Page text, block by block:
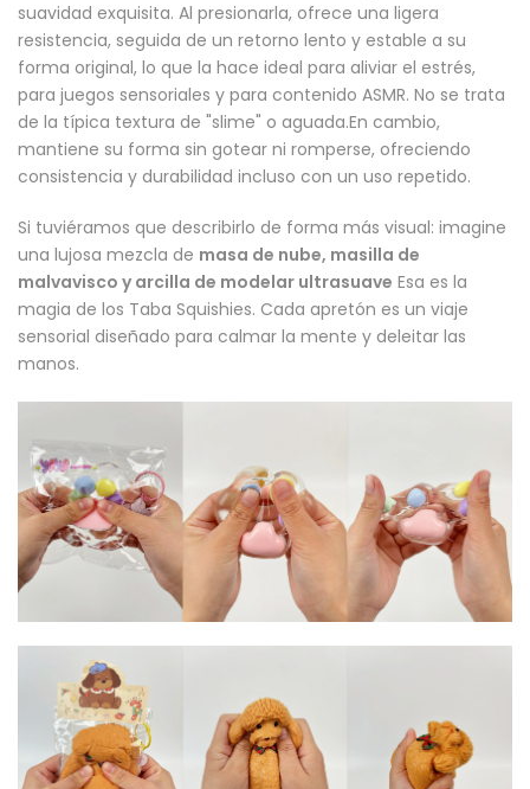
suavidad exquisita. Al presionarla, ofrece una ligera
resistencia, seguida de un retorno lento y estable a su
forma original, lo que la hace ideal para aliviar el estrés,
para juegos sensoriales y para contenido ASMR. No se trata
de la típica textura de "slime" o aguada.En cambio,
mantiene su forma sin gotear ni romperse, ofreciendo
consistencia y durabilidad incluso con un uso repetido.
Si tuviéramos que describirlo de forma más visual: imagine
una lujosa mezcla de masa de nube, masilla de
malvavisco y arcilla de modelar ultrasuave Esa es la
magia de los Taba Squishies. Cada apretón es un viaje
sensorial diseñado para calmar la mente y deleitar las
manos.